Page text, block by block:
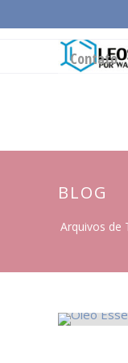
Contato
BLOG
Arquivos de